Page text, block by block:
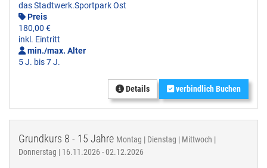
das Stadtwerk.Sportpark Ost
Preis
180,00 €
inkl. Eintritt
min./max. Alter
5 J. bis 7 J.
Details verbindlich Buchen
Grundkurs 8 - 15 Jahre Montag | Dienstag | Mittwoch |
Donnerstag | 16.11.2026 - 02.12.2026